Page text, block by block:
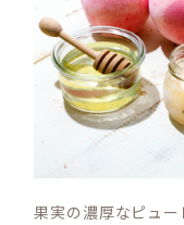
果実の濃厚なピュ